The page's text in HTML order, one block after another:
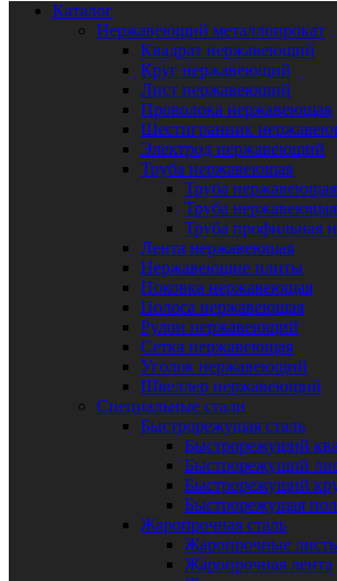
Каталог
Нержавеющий металлопрокат
Квадрат нержавеющий
Круг нержавеющий
Лист нержавеющий
Проволока нержавеющая
Шестигранник
Электрод нержавеющий
Труба нержавеющая
Труба
Труба нержавеющая
Труба профильная
Лента нержавеющая
Нержавеющие плиты
Поковка нержавеющая
Полоса нержавеющая
Рулон нержавеющий
Сетка нержавеющая
Уголок нержавеющий
Швеллер нержавеющий
Специальные стали
Быстрорежущая сталь
Быстрорежущий
Быстрорежущий
Быстрорежущий
Быстрорежущая
Жаропрочная сталь
Жаропрочные
Жаропрочная лента